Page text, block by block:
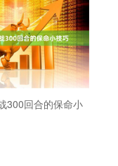
300回合的保命小